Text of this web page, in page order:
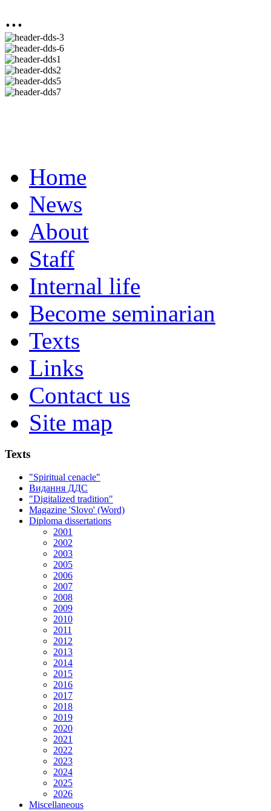
...
Home
News
About
Staff
Internal life
Become seminarian
Texts
Links
Contact us
Site map
Texts
"Spiritual cenacle"
Видання ДДС
"Digitalized tradition"
Magazine 'Slovo' (Word)
Diploma dissertations
2001
2002
2003
2005
2006
2007
2008
2009
2010
2011
2012
2013
2014
2015
2016
2017
2018
2019
2020
2021
2022
2023
2024
2025
2026
Miscellaneous